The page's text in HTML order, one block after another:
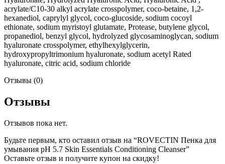
acrylate/C10-30 alkyl acrylate crosspolymer, coco-betaine, 1,2-
hexanediol, caprylyl glycol, coco-glucoside, sodium cocoyl
ethionate, sodium myristoyl glutamate, Protease, butylene glycol,
propanediol, benzyl glycol, hydrolyzed glycosaminoglycan, sodium
hyaluronate crosspolymer, ethylhexylglycerin,
hydroxypropyltrimonium hyaluronate, sodium acetyl Rated
hyaluronate, citric acid, sodium chloride
Отзывы (0)
Отзывы
Отзывов пока нет.
Будьте первым, кто оставил отзыв на “ROVECTIN Пенка для
умывания рН 5.7 Skin Essentials Conditioning Cleanser”
Оставьте отзыв и получите купон на скидку!